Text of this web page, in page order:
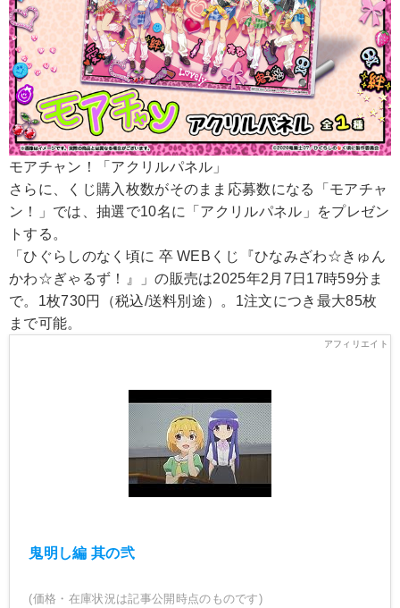
モアチャン！「アクリルパネル」
さらに、くじ購入枚数がそのまま応募数になる「モアチャ
ン！」では、抽選で10名に「アクリルパネル」をプレゼン
トする。
「ひぐらしのなく頃に 卒 WEBくじ『ひなみざわ☆きゅん
かわ☆ぎゃるず！』」の販売は2025年2月7日17時59分ま
で。1枚730円（税込/送料別途）。1注文につき最大85枚
まで可能。
鬼明し編 其の弐
(価格・在庫状況は記事公開時点のものです)